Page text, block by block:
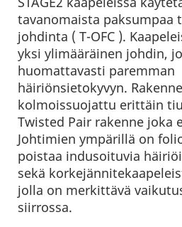
tavanomaista paksumpaa
johdinta ( T-OFC ).
yksi ylimääräinen johdin,
huomattavasti paremman
häiriönsietokyvyn.
kolmoissuojattu erittäin
Twisted Pair rakenne joka
Johtimien ympärillä on
poistaa indusoituvia
sekä
jolla on merkittävä
siirrossa.